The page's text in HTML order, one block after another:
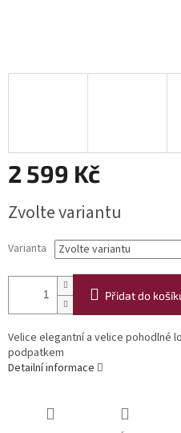
2 599 Kč
cena:
Zvolte variantu
Varianta
Přidat do
Velice elegantní a velice pohodlné
podpatkem
Detailní informace